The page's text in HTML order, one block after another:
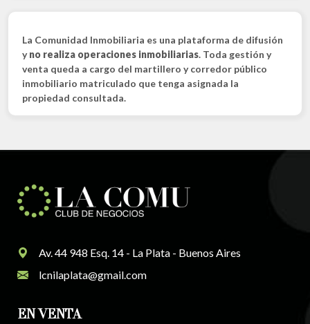
La Comunidad Inmobiliaria es una plataforma de difusión
yno realiza operaciones inmobiliarias. Toda gestión y
venta queda a cargo del martillero y corredor público
inmobiliario matriculado que tenga asignada la
propiedad consultada.
Av. 44 948 Esq. 14 - La Plata - Buenos Aires
lcnilaplata@gmail.com
EN VENTA